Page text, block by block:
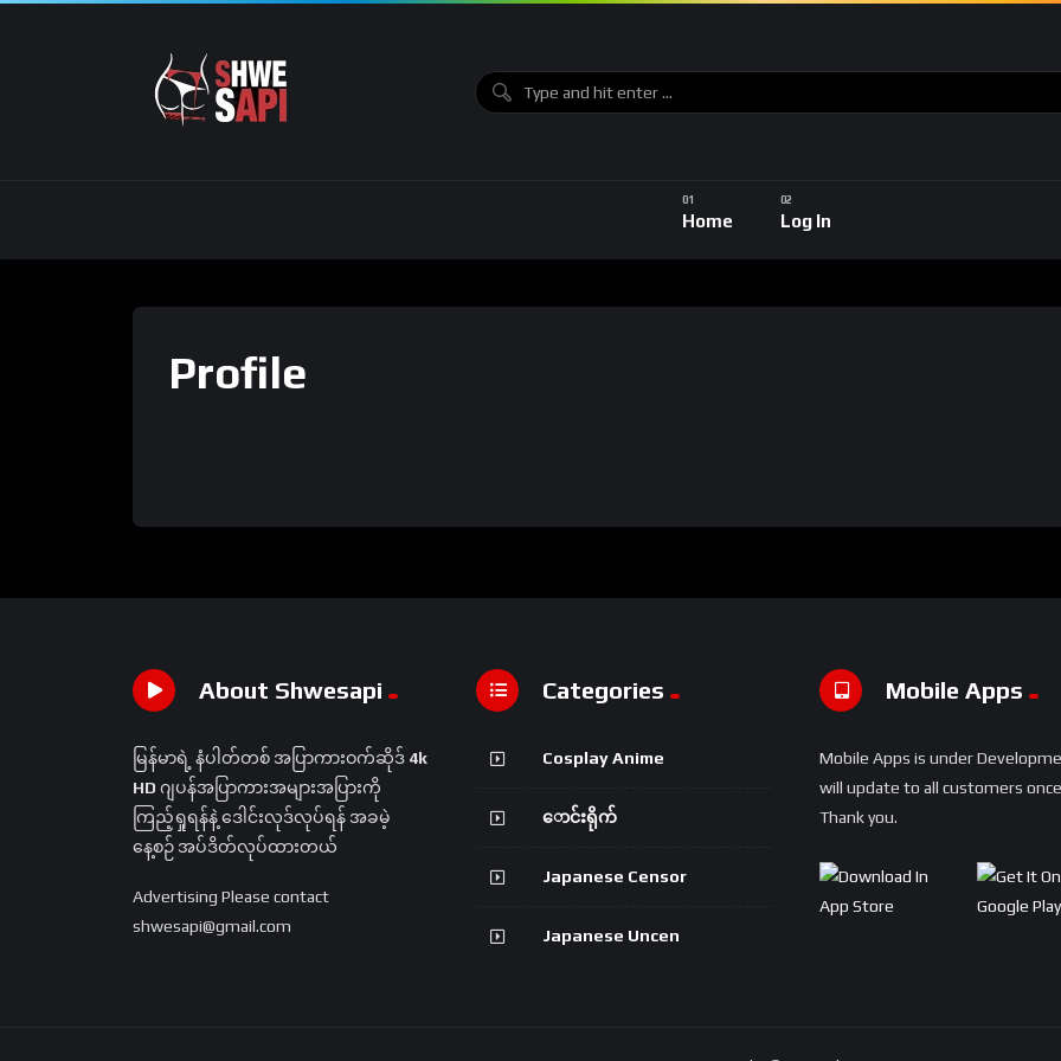
Home Log In
Profile
About Shwesapi
မြန်မာရဲ့ နံပါတ်တစ် အပြာကားဝက်ဆိုဒ် 4k
HD ဂျပန်အပြာကားအများအပြားကို
ကြည့်ရှုရန်နဲ့ ဒေါင်းလုဒ်လုပ်ရန် အခမဲ့
နေ့စဉ် အပ်ဒိတ်လုပ်ထားတယ်
Advertising Please contact
shwesapi@gmail.com
Categories
Cosplay Anime
ောင်းရိုက်
Japanese Censor
Japanese Uncen
Mobile Apps
Mobile Apps is under
will update to all customers
Thank you.